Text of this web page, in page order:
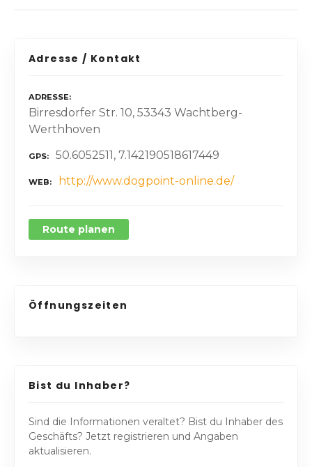
Adresse / Kontakt
ADRESSE
Birresdorfer Str. 10, 53343 Wachtberg-
Werthhoven
GPS 50.6052511, 7.142190518617449
WEB http://www.dogpoint-online.de/
Route planen
Öffnungszeiten
Bist du Inhaber?
Sind die Informationen veraltet? Bist du Inhaber des
Geschäfts? Jetzt registrieren und Angaben
aktualisieren.